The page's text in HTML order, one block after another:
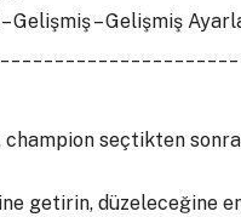
– Gelişmiş
champion seçtikten
getirin, düzeleceğine